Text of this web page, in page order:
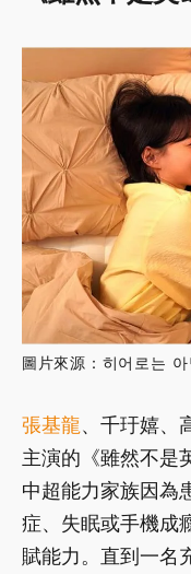
圖片來源：히어로는
張基龍、千玗嬉、
主演的《雖然不是
中超能力家族因
症、失眠或手機成
賦能力。直到一名